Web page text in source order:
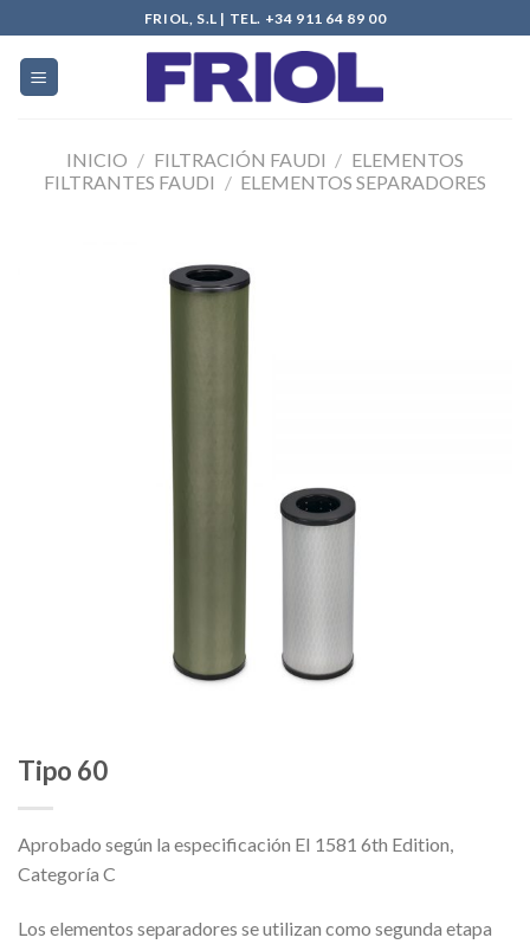
content
FRIOL, S.L | TEL. +34 911 64 89 00
INICIO / FILTRACIÓN FAUDI / ELEMENTOS
FILTRANTES FAUDI / ELEMENTOS SEPARADORES
Tipo 60
Aprobado según la especificación EI 1581 6th Edition,
Categoría C
Los elementos separadores se utilizan como segunda etapa